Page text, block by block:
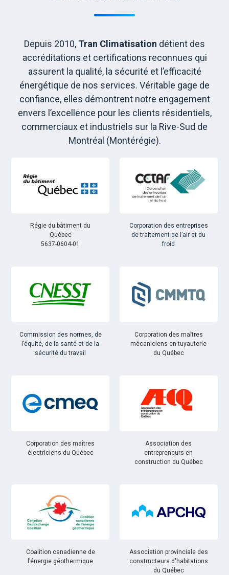
Depuis 2010, Tran Climatisation détient des
accréditations et certifications reconnues qui
assurent la qualité, la sécurité et l’efficacité
énergétique de nos services. Véritable gage de
confiance, elles démontrent notre engagement
envers l’excellence pour les clients résidentiels,
commerciaux et industriels sur la Rive-Sud de
Montréal (Montérégie).
Régie du bâtiment du
Québec
5637-0604-01
Corporation des entreprises
de traitement de l’air et du
froid
Commission des normes, de
l’équité, de la santé et de la
sécurité du travail
Corporation des maîtres
mécaniciens en tuyauterie
du Québec
Corporation des maîtres
électriciens du Québec
Association des
entrepreneurs en
construction du Québec
Coalition canadienne de
l’énergie géothermique
Association provinciale des
constructeurs d'habitations
du Québec